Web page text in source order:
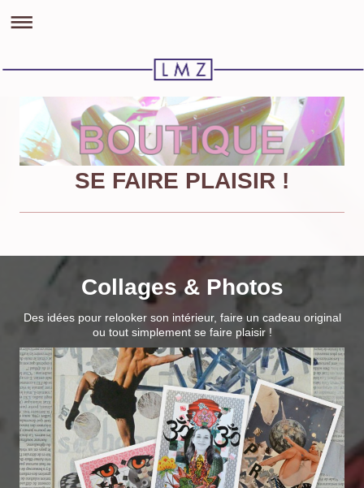
SE FAIRE PLAISIR !
Collages & Photos
Des idées pour relooker son intérieur, faire un cadeau original
ou tout simplement se faire plaisir !